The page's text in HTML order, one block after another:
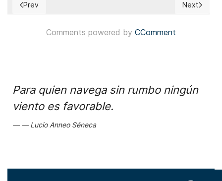
Previous article: Bolivia: Evo Morales inició el registro de
Prev Next
Next
Comments powered by CComment
Para quien navega sin rumbo ningún
viento es favorable.
Lucio Anneo Séneca